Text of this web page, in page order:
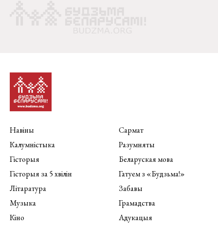
Навіны
Калумністыка
Гісторыя
Гісторыя за 5 хвілін
Літаратура
Музыка
Кіно
Сармат
Разумняты
Беларуская мова
Гатуем з «Будзьма!»
Забавы
Грамадства
Адукацыя